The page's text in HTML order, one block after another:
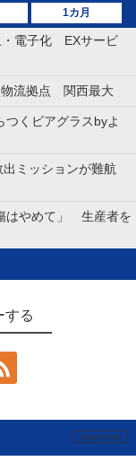
1カ月
・電子化 EXサービ
物流拠点 関西最大
くビアグラスbyよ
出ミッションが難航
はやめて」 生産者を
する